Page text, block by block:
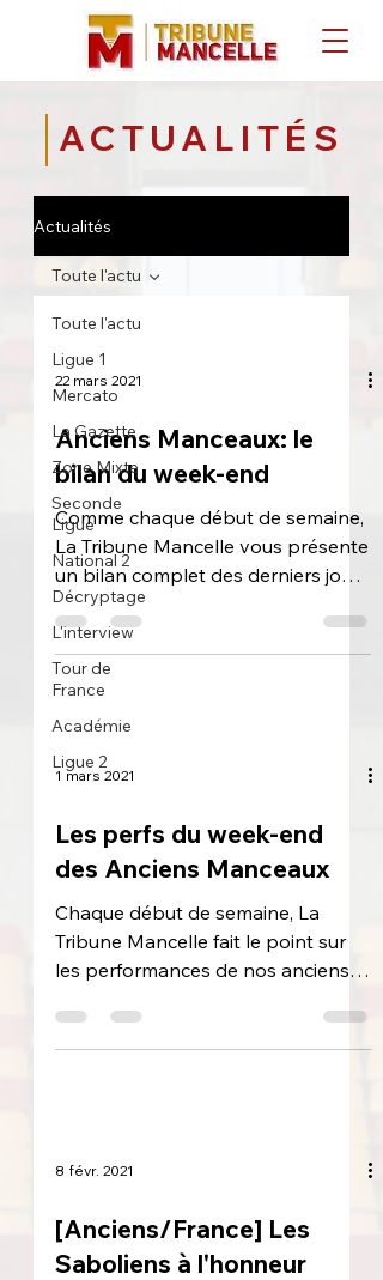
ACTUALITÉS
Actualités
Toute l'actu
Ligue 1
Mercato
La Gazette
Zone Mixte
Seconde
Ligue
National 2
Décryptage
L'interview
Tour de
France
Académie
Ligue 2
Toute l'actu
22 mars 2021
Anciens Manceaux: le
bilan du week-end
Comme chaque début de semaine,
La Tribune Mancelle vous présente
un bilan complet des derniers jours
de nos anciens joueurs manceaux,
qu'ils
1 mars 2021
Les perfs du week-end
des Anciens Manceaux
Chaque début de semaine, La
Tribune Mancelle fait le point sur
les performances de nos anciens
comme à...
8 févr. 2021
[Anciens/France] Les
Saboliens à l'honneur